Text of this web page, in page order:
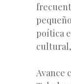
poítica
cultural,
Avance